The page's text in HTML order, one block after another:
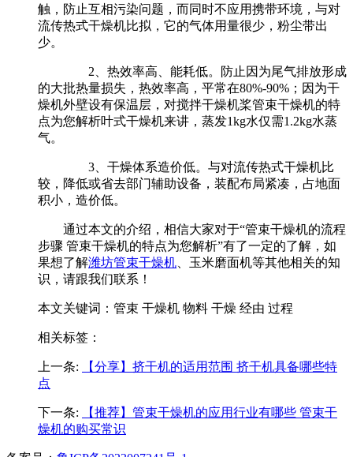
触，防止互相污染问题，而同时不应用携带环境，与对
流传热式干燥机比拟，它的气体用量很少，粉尘带出
少。
2、热效率高、能耗低。防止因为尾气排放形成
的大批热量损失，热效率高，平常在80%-90%；因为干
燥机外壁设有保温层，对搅拌干燥机桨管束干燥机的特
点为您解析叶式干燥机来讲，蒸发1kg水仅需1.2kg水蒸
气。
3、干燥体系造价低。与对流传热式干燥机比
较，降低或省去部门辅助设备，装配布局紧凑，占地面
积小，造价低。
通过本文的介绍，相信大家对于“管束干燥机的流程
步骤 管束干燥机的特点为您解析”有了一定的了解，如
果想了解潍坊管束干燥机 、玉米磨面机等其他相关的知
识，请跟我们联系！
本文关键词： 管束 干燥机 物料 干燥 经由 过程
相关标签：
上一条:
【分享】挤干机的适用范围 挤干机具备哪些特
点
下一条:
【推荐】管束干燥机的应用行业有哪些 管束干
燥机的购买常识